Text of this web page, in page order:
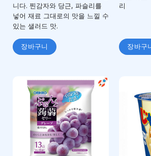
니다. 찐감자와 당근, 파슬리를
넣어 재료 그대로의 맛을 느낄 수
있는 샐러드 맛.
장바구니
리
장바구